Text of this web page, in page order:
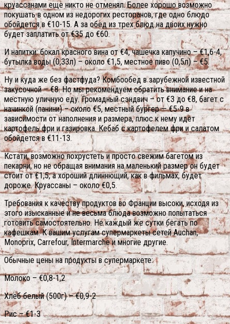
круассанами еще никто не отменял. Более хорошо возможно
покушать в одном из недорогих ресторанов, где одно блюдо
обойдется в €10-15. А за обед из трех блюд на двоих нужно
будет заплатить от €35 до €60.
И напитки: бокал красного вина от €4, чашечка капучино – €1,6-4,
бутылка воды (0,33л) – около €1,5, местное пиво (0,5л) – €5.
Ну и куда же без фастфуда? Комбообед в зарубежной известной
закусочной – €8. Но мы рекомендуем обратить внимание и на
местную уличную еду. Громадный сэндвич – от €3 до €8, багет с
начинкой (панини) – около €5, местный бургер — €5-9 в
зависимости от наполнения и размера, плюс к нему идет
картофель фри и газировка. Кебаб с картофелем фри и салатом
обойдется в €11-13.
Кстати, возможно похрустеть и просто свежим багетом из
пекарни, но не обращая внимания на маленький размер он будет
стоит от €1,5, а хороший длиннющий, как в фильмах, будет
дороже. Круассаны – около €0,5.
Требования к качеству продуктов во Франции высоки, исходя из
этого изысканные и не весьма блюда возможно попытаться
готовить самостоятельно. Не каждый же сутки бегать по
кафешкам. К вашим услугам супермаркеты сетей Auchan,
Monoprix, Сarrefour, Intermarche и многие другие.
Обычные цены на продукты в супермаркете:
Молоко – €0,8-1,2
Хлеб белый (500г) – €0,9-2
Рис – €1-3